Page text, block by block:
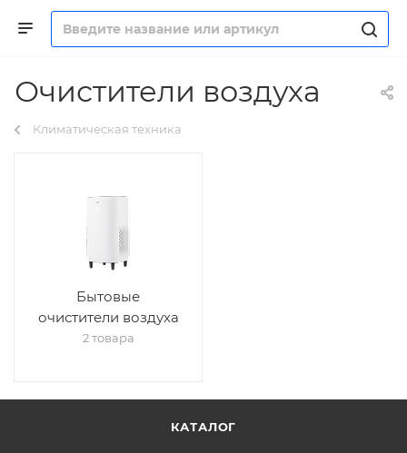
Очистители воздуха
Климатическая техника
Бытовые
очистители воздуха
2 товара
КАТАЛОГ